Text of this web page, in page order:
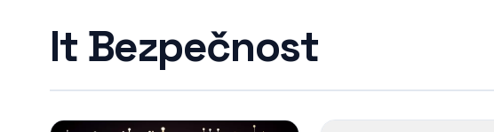
It Bezpečnost